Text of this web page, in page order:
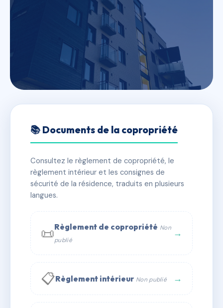
L'AVENTIN
✓ Immatriculée 🏠 45 lots 🏗 2 bâtiment(s)
📞 Contacter Syndic Digital
📚 Documents de la copropriété
Consultez le règlement de copropriété, le
règlement intérieur et les consignes de
sécurité de la résidence, traduits en plusieurs
langues.
📜Règlement de copropriété Non
publié
→
📋Règlement intérieur Non publié →